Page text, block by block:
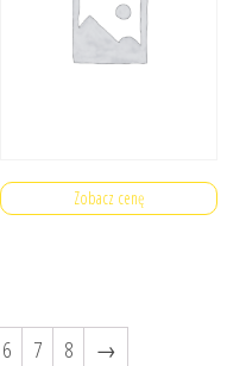
Zobacz cenę
6 7 8 →